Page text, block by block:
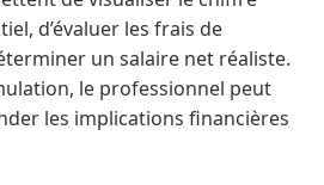
d’évaluer les frais de
un salaire net réaliste.
le professionnel peut
les implications financières